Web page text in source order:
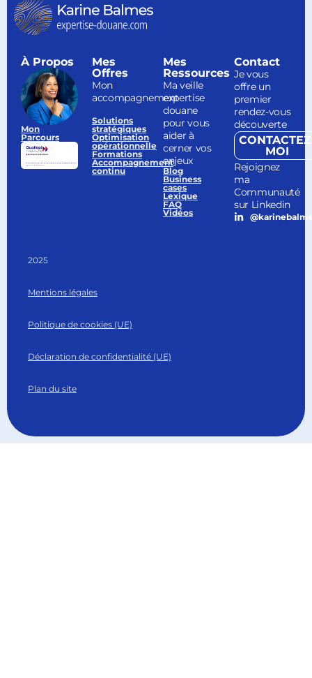
À Propos
Mon
Parcours
Mes
Offres
Mon
accompagnement
Solutions
stratégiques
Optimisation
opérationnelle
Formations
Accompagnement
continu
Mes
Ressources
Ma veille
expertise
douane
pour vous
aider à
cerner vos
enjeux
Blog
Business
cases
Lexique
FAQ
Vidéos
Contact
Je vous
offre un
premier
rendez-vous
découverte
MOI
Rejoignez
ma
Communauté
sur Linkedin
2025
Mentions légales
Politique de cookies (UE)
Déclaration de confidentialité (UE)
Plan du site